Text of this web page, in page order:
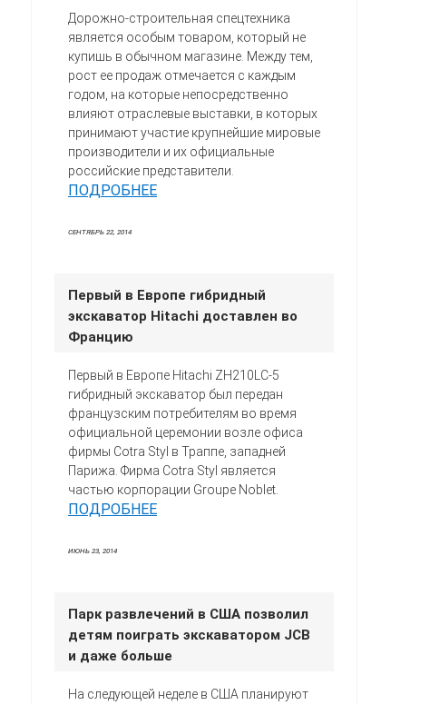
Дорожно-строительная спецтехника
является особым товаром, который не
купишь в обычном магазине. Между тем,
рост ее продаж отмечается с каждым
годом, на которые непосредственно
влияют отраслевые выставки, в которых
принимают участие крупнейшие мировые
производители и их официальные
российские представители.
ПОДРОБНЕЕ
СЕНТЯБРЬ 22, 2014
Первый в Европе гибридный
экскаватор Hitachi доставлен во
Францию
Первый в Европе Hitachi ZH210LC-5
гибридный экскаватор был передан
французским потребителям во время
официальной церемонии возле офиса
фирмы Cotra Styl в Траппе, западней
Парижа. Фирма Cotra Styl является
частью корпорации Groupe Noblet.
ПОДРОБНЕЕ
ИЮНЬ 23, 2014
Парк развлечений в США позволил
детям поиграть экскаватором JCB
и даже больше
На следующей неделе в США планируют